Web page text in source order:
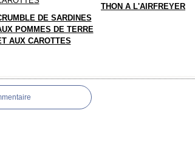
DE SARDINES
POMMES DE TERRE
AUX CAROTTES
THON A L'AIRFREYER